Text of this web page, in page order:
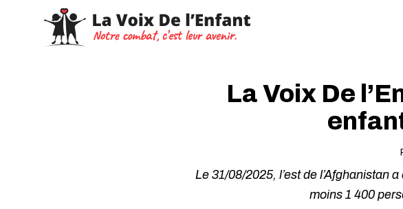
La Voix De
Le 31/08/2025, l’est de l’Afghanistan
moins 1 400